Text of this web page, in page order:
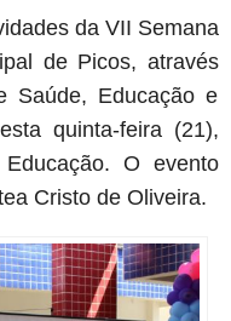
da VII Semana
de Picos, através
Saúde, Educação e
quinta-feira (21),
O evento
Cristo de Oliveira.